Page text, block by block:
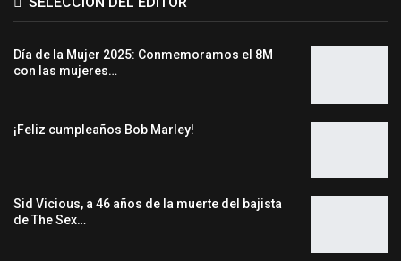
Día de la Mujer 2025: Conmemoramos el 8M
con las mujeres…
¡Feliz cumpleaños Bob Marley!
Sid Vicious, a 46 años de la muerte del bajista
de The Sex…